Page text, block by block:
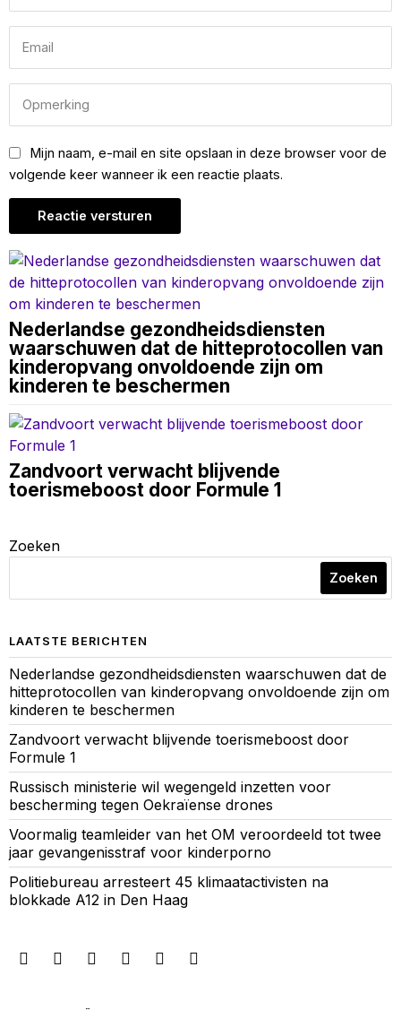
Mijn naam, e-mail en site opslaan in deze browser voor de
volgende keer wanneer ik een reactie plaats.
Nederlandse gezondheidsdiensten
waarschuwen dat de hitteprotocollen van
kinderopvang onvoldoende zijn om
kinderen te beschermen
Zandvoort verwacht blijvende
toerismeboost door Formule 1
Zoeken
Zoeken
LAATSTE BERICHTEN
Nederlandse gezondheidsdiensten waarschuwen dat de
hitteprotocollen van kinderopvang onvoldoende zijn om
kinderen te beschermen
Zandvoort verwacht blijvende toerismeboost door
Formule 1
Russisch ministerie wil wegengeld inzetten voor
bescherming tegen Oekraïense drones
Voormalig teamleider van het OM veroordeeld tot twee
jaar gevangenisstraf voor kinderporno
Politiebureau arresteert 45 klimaatactivisten na
blokkade A12 in Den Haag